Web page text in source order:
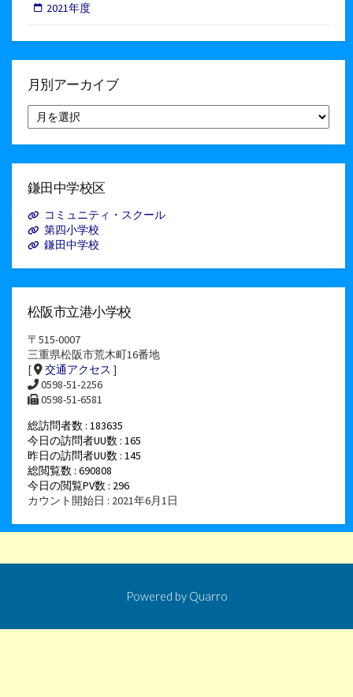
2021年度
月別アーカイブ
別
ア
イ
鎌田中学校区
コミュニティ・スクール
第四小学校
鎌田中学校
松阪市立港小学校
〒515-0007
三重県松阪市荒木町16番地
[
交通アクセス ]
0598-51-2256
0598-51-6581
総訪問者数 : 183635
今日の訪問者UU数 : 165
昨日の訪問者UU数 : 145
総閲覧数 : 690808
今日の閲覧PV数 : 296
カウント開始日 : 2021年6月1日
Powered by Quarro